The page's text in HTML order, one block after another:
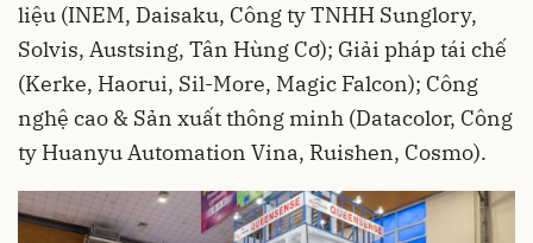
liệu (INEM, Daisaku, Công ty TNHH Sunglory,
Solvis, Austsing, Tân Hùng Cơ); Giải pháp tái chế
(Kerke, Haorui, Sil-More, Magic Falcon); Công
nghệ cao & Sản xuất thông minh (Datacolor, Công
ty Huanyu Automation Vina, Ruishen, Cosmo).